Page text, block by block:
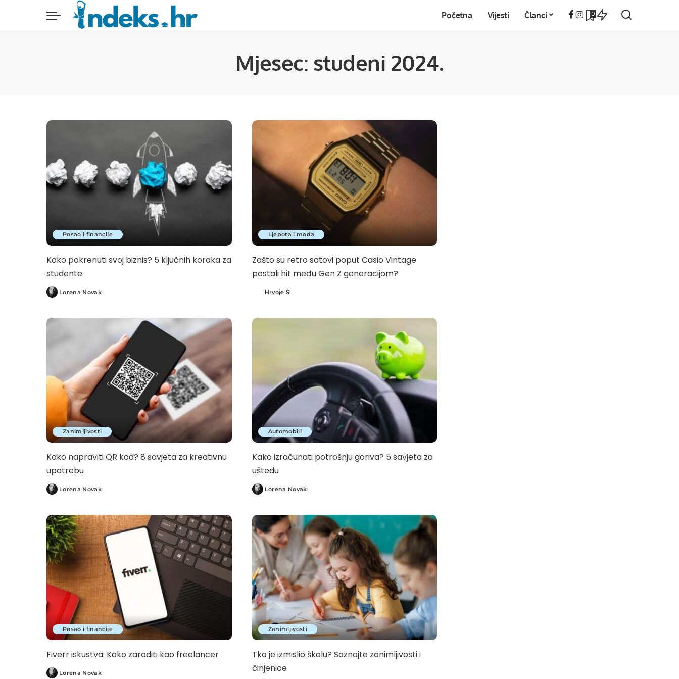
Početna Vijesti Članci 0
Mjesec: studeni 2024.
Posao i financije
Kako pokrenuti svoj biznis? 5 ključnih koraka za
studente
Posted
Lorena Novak
Ljepota i moda
Zašto su retro satovi poput Casio Vintage
postali hit među Gen Z generacijom?
Posted
Hrvoje Š
Zanimljivosti
Kako napraviti QR kod? 8 savjeta za kreativnu
upotrebu
Posted
Lorena Novak
Automobili
Kako izračunati potrošnju goriva? 5 savjeta za
uštedu
Posted
Lorena Novak
Posao i financije
Fiverr iskustva: Kako zaraditi kao freelancer
Posted
Lorena Novak
Zanimljivosti
Tko je izmislio školu? Saznajte zanimljivosti i
činjenice